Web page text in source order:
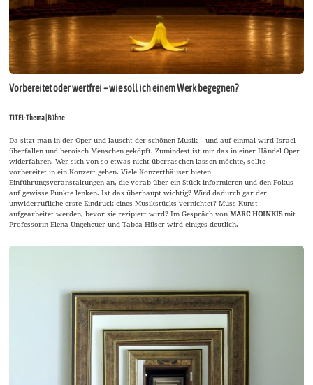
Vorbereitet oder wertfrei – wie soll ich einem Werk begegnen?
TITEL-Thema | Bühne
Da sitzt man in der Oper und lauscht der schönen Musik – und auf einmal wird Israel
überfallen und heroisch Menschen geköpft. Zumindest ist mir das in einer Händel Oper
widerfahren. Wer sich von so etwas nicht überraschen lassen möchte, sollte
vorbereitet in ein Konzert gehen. Viele Konzerthäuser bieten
Einführungsveranstaltungen an, die vorab über ein Stück informieren und den Fokus
auf gewisse Punkte lenken. Ist das überhaupt wichtig? Wird dadurch gar der
unwiderrufliche erste Eindruck eines Musikstücks vernichtet? Muss Kunst
aufgearbeitet werden, bevor sie rezipiert wird? Im Gespräch vonMARC HOINKISmit
Professorin Elena Ungeheuer und Tabea Hilser wird einiges deutlich.